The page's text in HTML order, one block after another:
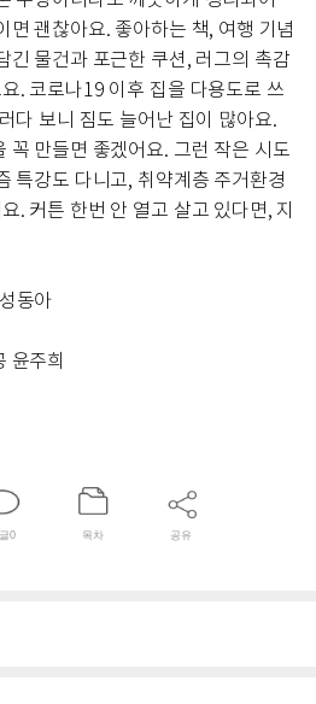
면 괜찮아요. 좋아하는 책, 여행 기념
긴 물건과 포근한 쿠션, 러그의 촉감
. 코로나19 이후 집을 다용도로 쓰
다 보니 짐도 늘어난 집이 많아요.
꼭 만들면 좋겠어요. 그런 작은 시도
특강도 다니고, 취약계층 주거환경
. 커튼 한번 안 열고 살고 있다면, 지
동아
윤주희
0 목차 공유